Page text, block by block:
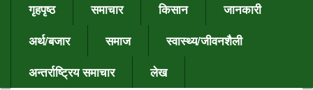
गृहपृष्ठ समाचार किसान
जानकारी
अर्थ/बजार
समाज
स्वास्थ्य/जीवनशैली
अन्तर्राष्ट्रिय समाचार
लेख